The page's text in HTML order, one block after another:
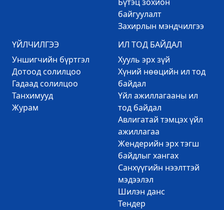
Бүтэц зохион
байгуулалт
Захирлын мэндчилгээ
ҮЙЛЧИЛГЭЭ
Уншигчийн бүртгэл
Дотоод солилцоо
Гадаад солилцоо
Танхимууд
Журам
ИЛ ТОД БАЙДАЛ
Хууль эрх зүй
Хүний нөөцийн ил тод
байдал
Үйл ажиллагааны ил
тод байдал
Авлигатай тэмцэх үйл
ажиллагаа
Жендерийн эрх тэгш
байдлыг хангах
Санхүүгийн нээлттэй
мэдээлэл
Шилэн данс
Тендер